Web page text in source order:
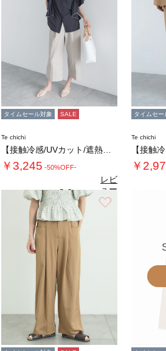
タイムセール対象 SALE
Te chichi
￥3,245 -50%OFF-
3.0（1）
レビ
ュー
を見
る
タイムセー
Te chichi
￥